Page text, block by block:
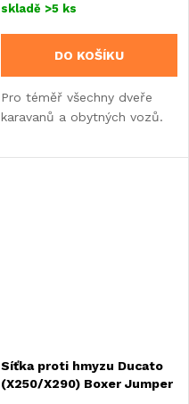
skladě >5 ks
DO KOŠÍKU
Pro téměř všechny dveře
karavanů a obytných vozů.
Síťka proti hmyzu Ducato
(X250/X290) Boxer Jumper